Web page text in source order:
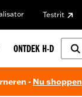
Testrit
ONTDEK H-D
- Nu shoppen